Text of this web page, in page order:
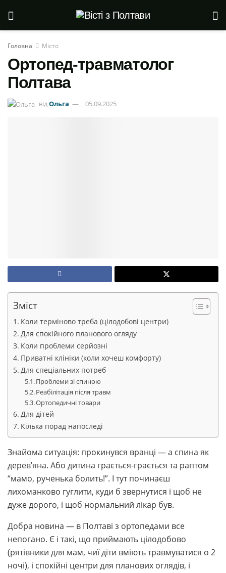
Головна Місто
Ортопед-травматолог
Полтава
відОльга 05.09.2025
Зміст
Коли терміново треба (цілодобові центри)
Для спокійного планового огляду
Коли проблеми серйозні
Приватні клініки (коли хочеш комфорту)
Для спеціальних потреб
Проблеми зі спиною
Реабілітація після травм
Ортопедичні товари
Для дітей
Кілька порад напоследі
Знайома ситуація: прокинувся вранці — а спина як
дерев’яна. Або дитина грається-грається та раптом
“мамо, рученька болить!”. І тут починаєш
лихоманково гуглити, куди б звернутися і щоб не
дуже дорого, і щоб нормальний лікар був.
Добра новина — в Полтаві з ортопедами все
непогано. Є і такі, що приймають цілодобово
(рятівники для мам, чиї діти вміють травмуватися о 2
ночі), і спокійні центри для планових оглядів, і